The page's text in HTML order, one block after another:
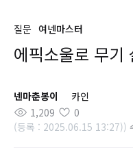
질문 여넨마스터
에픽소울로 무기
넨마춘봉이
카인
1,209
0
(등록 : 2025.06.15 13:27))